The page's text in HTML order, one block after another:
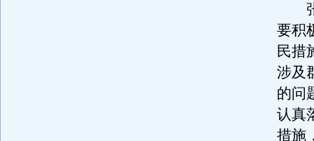
张
要积
民措
涉及
的问
认真
措施